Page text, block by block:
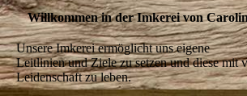
Willkommen in der Imkerei von
Unsere Imkerei ermöglicht uns eigene
Leitlinien und Ziele zu setzen und diese mit
Leidenschaft zu leben.